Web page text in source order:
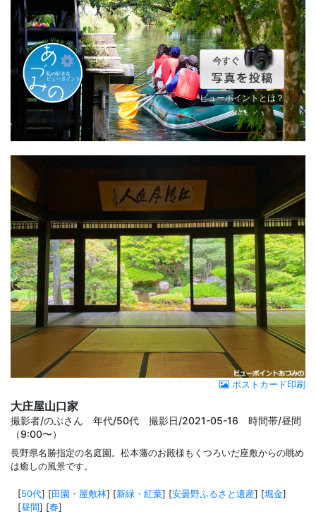
ビューポイントとは？
ポストカード印刷
大庄屋山口家
撮影者/のぶさん 年代/50代 撮影日/2021-05-16 時間帯/昼間
（9:00〜）
長野県名勝指定の名庭園。松本藩のお殿様もくつろいだ座敷からの眺め
は癒しの風景です。
[50代] [田園・屋敷林] [新緑・紅葉] [安曇野ふるさと遺産] [堀金]
[昼間] [春]